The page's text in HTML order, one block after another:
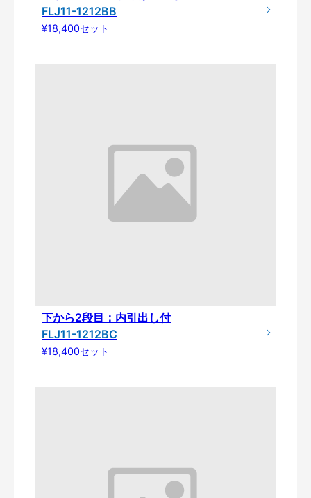
FLJ11-1212BB
¥18,400セット
下から2段目：内引出し付
FLJ11-1212BC
¥18,400セット